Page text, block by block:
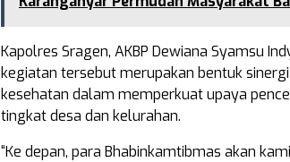
Kapolres Sragen, AKBP Dewiana Syamsu
kegiatan tersebut merupakan bentuk
kesehatan dalam memperkuat upaya
tingkat desa dan kelurahan.
“Ke depan, para Bhabinkamtibmas akan